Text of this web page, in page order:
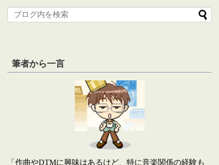
筆者から一言
「作曲やDTMに興味はあるけど、特に音楽関係の経験も